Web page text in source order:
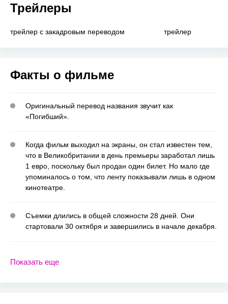
Трейлеры
трейлер с закадровым переводом трейлер
Факты о фильме
Оригинальный перевод названия звучит как
«Погибший».
Когда фильм выходил на экраны, он стал известен тем,
что в Великобритании в день премьеры заработал лишь
1 евро, поскольку был продан один билет. Но мало где
упоминалось о том, что ленту показывали лишь в одном
кинотеатре.
Съемки длились в общей сложности 28 дней. Они
стартовали 30 октября и завершились в начале декабря.
Показать еще